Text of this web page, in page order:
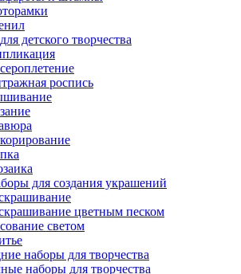
детского творчества
роспись
для создания украшений
цветным песком
светом
наборы для творчества
наборы для творчества